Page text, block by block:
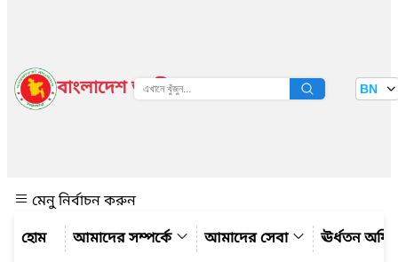
বাংলাদেশ জাতীয় তথ্য বাতায়ন BN
মেনু নির্বাচন করুন
আমাদের সম্পর্কে
আমাদের সেবা ঊর্ধতন